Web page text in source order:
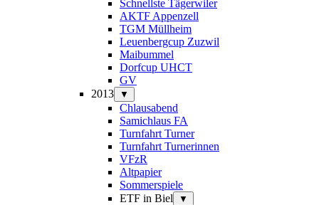
Schnellste Tägerwiler
AKTF Appenzell
TGM Müllheim
Leuenbergcup Zuzwil
Maibummel
Dorfcup UHCT
GV
2013
▼
Chlausabend
Samichlaus FA
Turnfahrt Turner
Turnfahrt Turnerinnen
VFzR
Altpapier
Sommerspiele
ETF in Biel
▼